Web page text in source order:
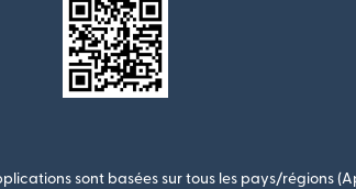
sont basées sur tous les pays/régions